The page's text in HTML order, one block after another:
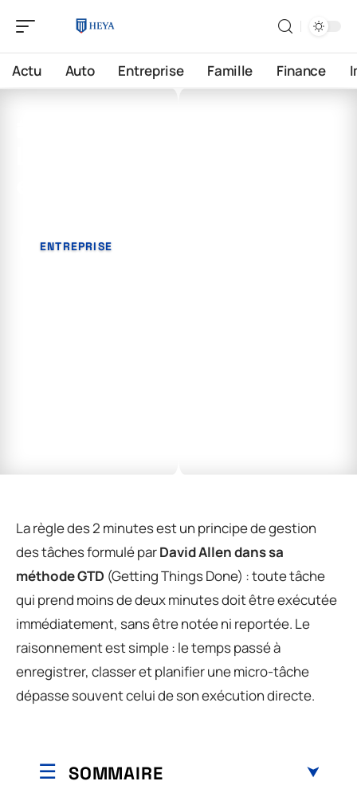
Actu Auto Entreprise Famille Finance
ENTREPRISE
La règle des 2 minutes est un principe de gestion
des tâches formulé parDavid Allen dans sa
méthode GTD (Getting Things Done) : toute tâche
qui prend moins de deux minutes doit être exécutée
immédiatement, sans être notée ni reportée. Le
raisonnement est simple : le temps passé à
enregistrer, classer et planifier une micro-tâche
dépasse souvent celui de son exécution directe.
SOMMAIRE